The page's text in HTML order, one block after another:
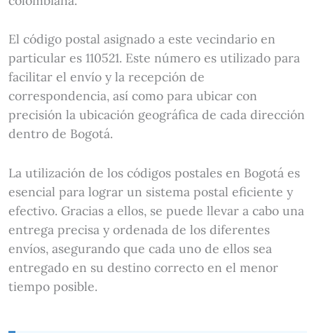
El código postal asignado a este vecindario en
particular es 110521. Este número es utilizado para
facilitar el envío y la recepción de
correspondencia, así como para ubicar con
precisión la ubicación geográfica de cada dirección
dentro de Bogotá.
La utilización de los códigos postales en Bogotá es
esencial para lograr un sistema postal eficiente y
efectivo. Gracias a ellos, se puede llevar a cabo una
entrega precisa y ordenada de los diferentes
envíos, asegurando que cada uno de ellos sea
entregado en su destino correcto en el menor
tiempo posible.